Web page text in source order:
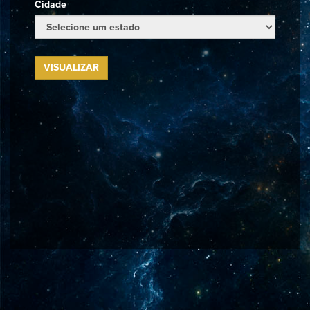
Cidade
VISUALIZAR